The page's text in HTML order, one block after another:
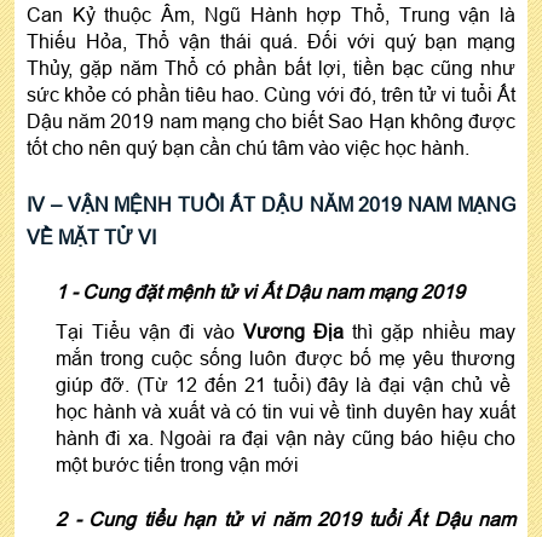
Can Kỷ thuộc Âm, Ngũ Hành hợp Thổ, Trung vận là
Thiếu Hỏa, Thổ vận thái quá. Đối với quý bạn mạng
Thủy, gặp năm Thổ có phần bất lợi, tiền bạc cũng như
sức khỏe có phần tiêu hao. Cùng với đó, trên tử vi tuổi Ất
Dậu năm 2019 nam mạng cho biết Sao Hạn không được
tốt cho nên quý bạn cần chú tâm vào việc học hành.
IV – VẬN MỆNH TUỔI ẤT DẬU NĂM 2019 NAM MẠNG
VỀ MẶT TỬ VI
1 - Cung đặt mệnhtử vi Ất Dậu nam mạng 2019
Tại Tiểu vận đi vào Vương Địa thì gặp nhiều may
mắn trong cuộc sống luôn được bố mẹ yêu thương
giúp đỡ. (Từ 12 đến 21 tuổi) đây là đại vận chủ về
học hành và xuất và có tin vui về tình duyên hay xuất
hành đi xa. Ngoài ra đại vận này cũng báo hiệu cho
một bước tiến trong vận mới
2 - Cung tiểu hạntử vi năm 2019 tuổi Ất Dậu nam